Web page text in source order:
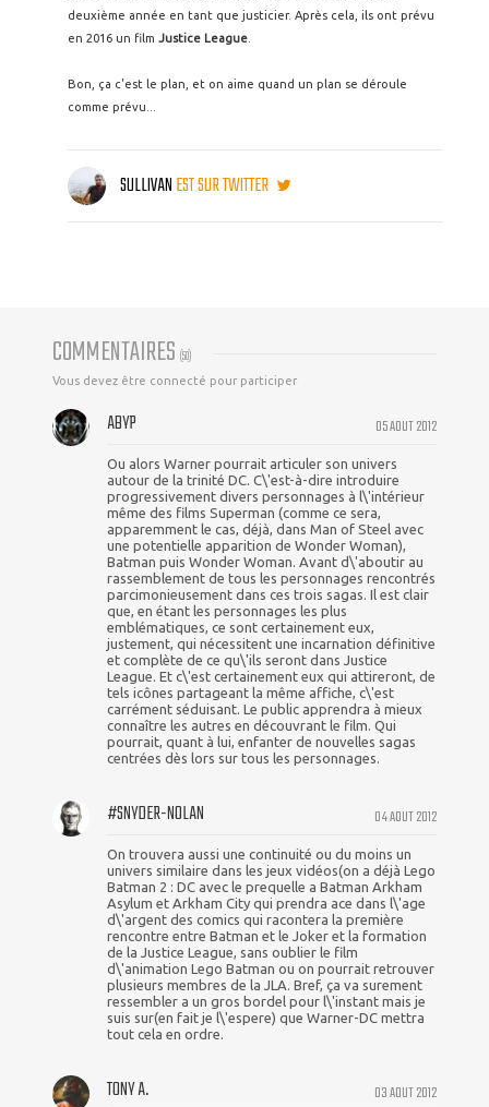
deuxième année en tant que justicier. Après cela, ils ont prévu
en 2016 un film Justice League
Bon, ça c'est le plan, et on aime quand un plan se déroule
comme prévu...
SULLIVANEST SUR TWITTER
COMMENTAIRES (50)
Vous devez être connecté pour participer
05 AOUT 2012
ABYP
Ou alors Warner pourrait articuler son univers
autour de la trinité DC. C\'est-à-dire introduire
progressivement divers personnages à l\'intérieur
même des films Superman (comme ce sera,
apparemment le cas, déjà, dans Man of Steel avec
une potentielle apparition de Wonder Woman),
Batman puis Wonder Woman. Avant d\'aboutir au
rassemblement de tous les personnages rencontrés
parcimonieusement dans ces trois sagas. Il est clair
que, en étant les personnages les plus
emblématiques, ce sont certainement eux,
justement, qui nécessitent une incarnation définitive
et complète de ce qu\'ils seront dans Justice
League. Et c\'est certainement eux qui attireront, de
tels icônes partageant la même affiche, c\'est
carrément séduisant. Le public apprendra à mieux
connaître les autres en découvrant le film. Qui
pourrait, quant à lui, enfanter de nouvelles sagas
centrées dès lors sur tous les personnages.
04 AOUT 2012
#SNYDER-NOLAN
On trouvera aussi une continuité ou du moins un
univers similaire dans les jeux vidéos(on a déjà Lego
Batman 2 : DC avec le prequelle a Batman Arkham
Asylum et Arkham City qui prendra ace dans l\'age
d\'argent des comics qui racontera la première
rencontre entre Batman et le Joker et la formation
de la Justice League, sans oublier le film
d\'animation Lego Batman ou on pourrait retrouver
plusieurs membres de la JLA. Bref, ça va surement
ressembler a un gros bordel pour l\'instant mais je
suis sur(en fait je l\'espere) que Warner-DC mettra
tout cela en ordre.
03 AOUT 2012
TONY A.